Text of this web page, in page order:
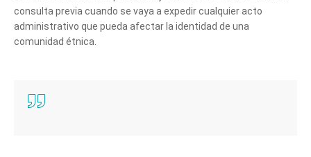
consulta previa cuando se vaya a expedir cualquier acto
administrativo que pueda afectar la identidad de una
comunidad étnica.